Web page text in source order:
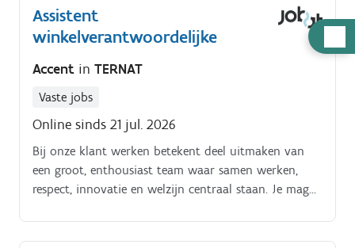
Assistent
winkelverantwoordelijke
Accent in TERNAT
Vaste jobs
Online sinds 21 jul. 2026
Bij onze klant werken betekent deel uitmaken van
een groot, enthousiast team waar samen werken,
respect, innovatie en welzijn centraal staan. Je mag
groeikansen in een mensgerichte omgeving.